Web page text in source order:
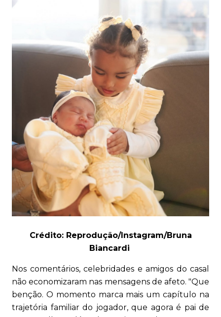
Crédito: Reprodução/Instagram/Bruna
Biancardi
Nos comentários, celebridades e amigos do casal
não economizaram nas mensagens de afeto. "Que
benção. O momento marca mais um capítulo na
trajetória familiar do jogador, que agora é pai de